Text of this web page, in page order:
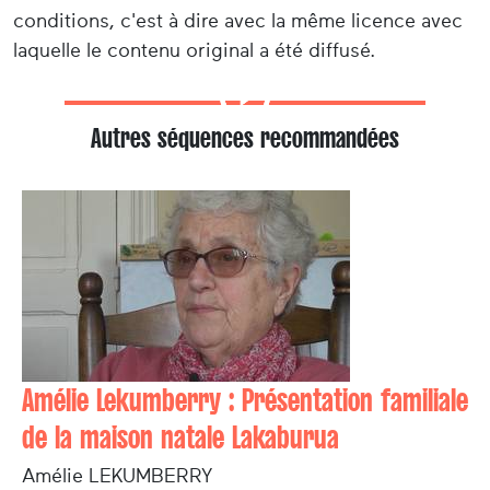
conditions, c'est à dire avec la même licence avec
laquelle le contenu original a été diffusé.
Autres séquences recommandées
Amélie Lekumberry : Présentation familiale
de la maison natale Lakaburua
Amélie LEKUMBERRY